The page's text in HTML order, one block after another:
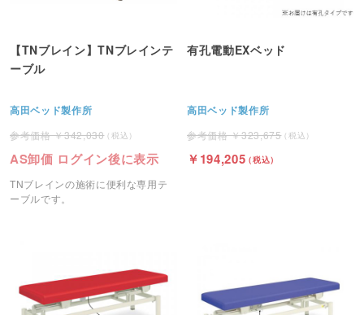
【TNブレイン】TNブレインテ
ーブル
高田ベッド製作所
342,030
AS卸価 ログイン後に表示
TNブレインの施術に便利な専用テ
ーブルです。
有孔電動EXベッド
高田ベッド製作所
323,675
194,205